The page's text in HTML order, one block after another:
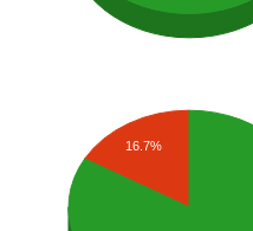
16.7%